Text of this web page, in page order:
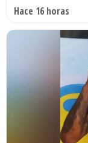
Hace 16 horas